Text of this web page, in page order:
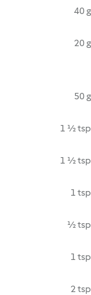
40 g
20 g
50 g
1 ½ tsp
1 ½ tsp
1 tsp
½ tsp
1 tsp
2 tsp